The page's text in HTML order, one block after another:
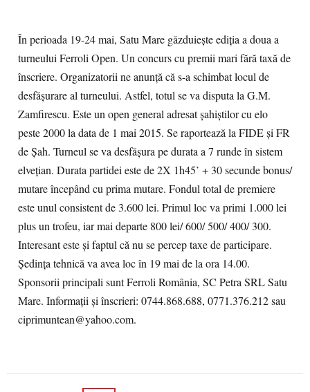
În perioada 19-24 mai, Satu Mare găzduieşte ediţia a doua a
turneului Ferroli Open. Un concurs cu premii mari fără taxă de
înscriere. Organizatorii ne anunţă că s-a schimbat locul de
desfăşurare al turneului. Astfel, totul se va disputa la G.M.
Zamfirescu. Este un open general adresat şahiştilor cu elo
peste 2000 la data de 1 mai 2015. Se raportează la FIDE şi FR
de Şah. Turneul se va desfăşura pe durata a 7 runde în sistem
elveţian. Durata partidei este de 2X 1h45’ + 30 secunde bonus/
mutare începând cu prima mutare. Fondul total de premiere
este unul consistent de 3.600 lei. Primul loc va primi 1.000 lei
plus un trofeu, iar mai departe 800 lei/ 600/ 500/ 400/ 300.
Interesant este şi faptul că nu se percep taxe de participare.
Şedinţa tehnică va avea loc în 19 mai de la ora 14.00.
Sponsorii principali sunt Ferroli România, SC Petra SRL Satu
Mare. Informaţii şi înscrieri: 0744.868.688, 0771.376.212 sau
ciprimuntean@yahoo.com.